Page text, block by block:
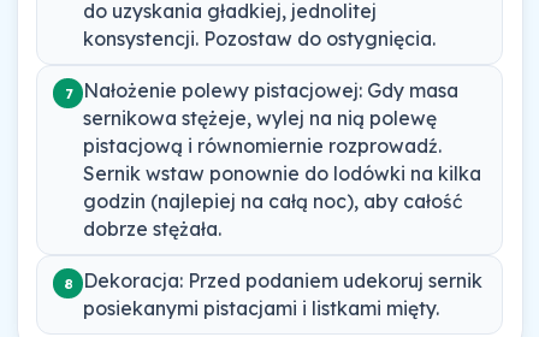
do uzyskania gładkiej, jednolitej
konsystencji. Pozostaw do ostygnięcia.
7
Nałożenie polewy pistacjowej: Gdy masa
sernikowa stężeje, wylej na nią polewę
pistacjową i równomiernie rozprowadź.
Sernik wstaw ponownie do lodówki na kilka
godzin (najlepiej na całą noc), aby całość
dobrze stężała.
8
Dekoracja: Przed podaniem udekoruj sernik
posiekanymi pistacjami i listkami mięty.